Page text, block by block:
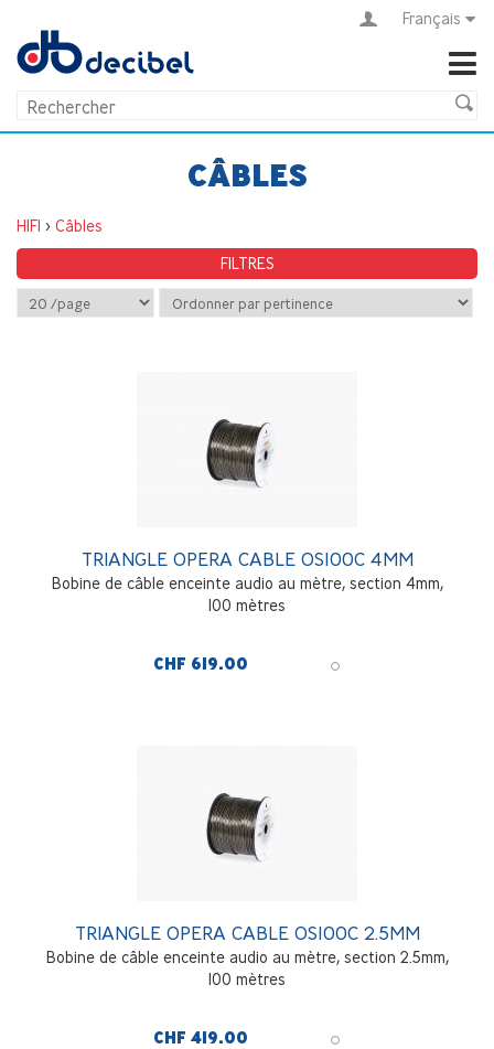
Français
CÂBLES
HIFI > Câbles
FILTRES
TRIANGLE OPERA CABLE OS100C 4MM
Bobine de câble enceinte audio au mètre, section 4mm,
100 mètres
CHF 619.00
TRIANGLE OPERA CABLE OS100C 2.5MM
Bobine de câble enceinte audio au mètre, section 2.5mm,
100 mètres
CHF 419.00